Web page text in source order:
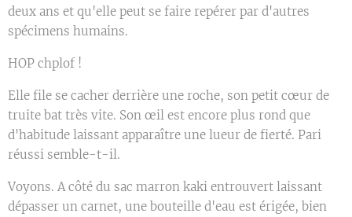
deux ans et qu'elle peut se faire repérer par d'autres
spécimens humains.
HOP chplof !
Elle file se cacher derrière une roche, son petit cœur de
truite bat très vite. Son œil est encore plus rond que
d'habitude laissant apparaître une lueur de fierté. Pari
réussi semble-t-il.
Voyons. A côté du sac marron kaki entrouvert laissant
dépasser un carnet, une bouteille d'eau est érigée, bien